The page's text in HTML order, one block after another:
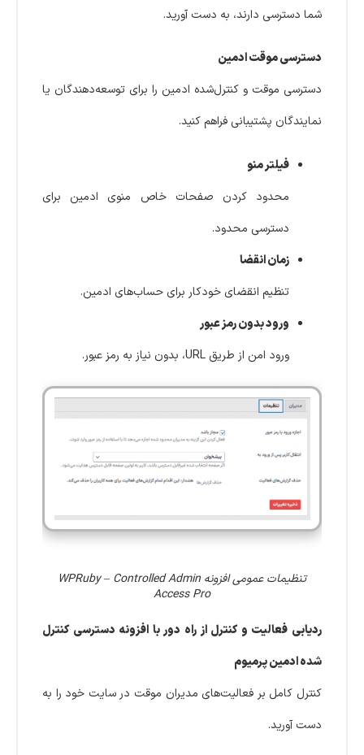
شما دسترسی دارند، به دست آورید.
دسترسی موقت ادمین
دسترسی موقت و کنترل‌شده ادمین را برای توسعه‌دهندگان یا
نمایندگان پشتیبانی فراهم کنید.
فیلتر منو
محدود کردن صفحات خاص منوی ادمین برای
دسترسی محدود.
زمان انقضا
تنظیم انقضای خودکار برای حساب‌های ادمین.
ورود بدون رمز عبور
ورود امن از طریق URL، بدون نیاز به رمز عبور.
تنظیمات عمومی افزونه WPRuby – Controlled Admin
Access Pro
ردیابی فعالیت و کنترل از راه دور با افزونه دسترسی کنترل
شده ادمین پرمیوم
کنترل کامل بر فعالیت‌های مدیران موقت در سایت خود را به
دست آورید.